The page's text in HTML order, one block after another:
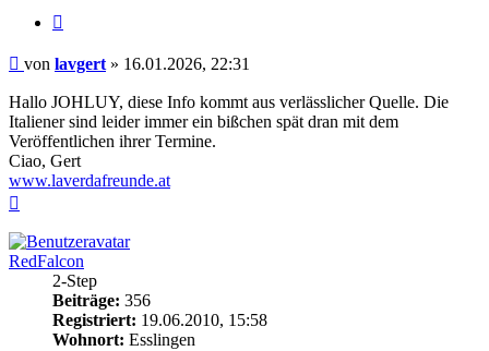
Beitrag
von lavgert » 16.01.2026, 22:31
Hallo JOHLUY, diese Info kommt aus verlässlicher Quelle. Die
Italiener sind leider immer ein bißchen spät dran mit dem
Veröffentlichen ihrer Termine.
Ciao, Gert
www.laverdafreunde.at
RedFalcon
2-Step
Beiträge: 356
Registriert: 19.06.2010, 15:58
Wohnort: Esslingen